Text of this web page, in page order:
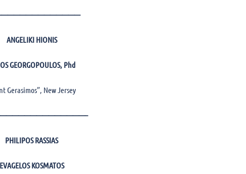
ANGELIKI HIONIS
GEORGOPOULOS, Phd
Gerasimos”, New Jersey
PHILIPOS RASSIAS
EVAGELOS KOSMATOS